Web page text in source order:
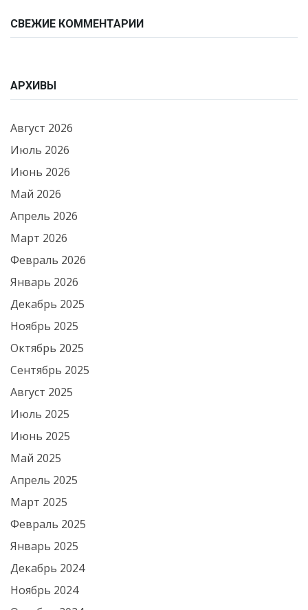
СВЕЖИЕ КОММЕНТАРИИ
АРХИВЫ
Август 2026
Июль 2026
Июнь 2026
Май 2026
Апрель 2026
Март 2026
Февраль 2026
Январь 2026
Декабрь 2025
Ноябрь 2025
Октябрь 2025
Сентябрь 2025
Август 2025
Июль 2025
Июнь 2025
Май 2025
Апрель 2025
Март 2025
Февраль 2025
Январь 2025
Декабрь 2024
Ноябрь 2024